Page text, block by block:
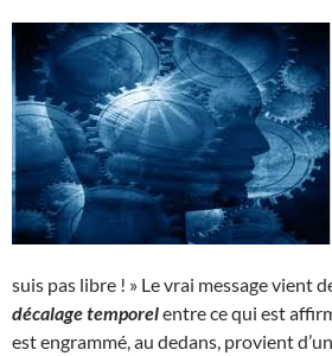
suis pas libre ! » Le vrai message vient
décalage temporelentre ce qui est
est engrammé, au dedans, provient